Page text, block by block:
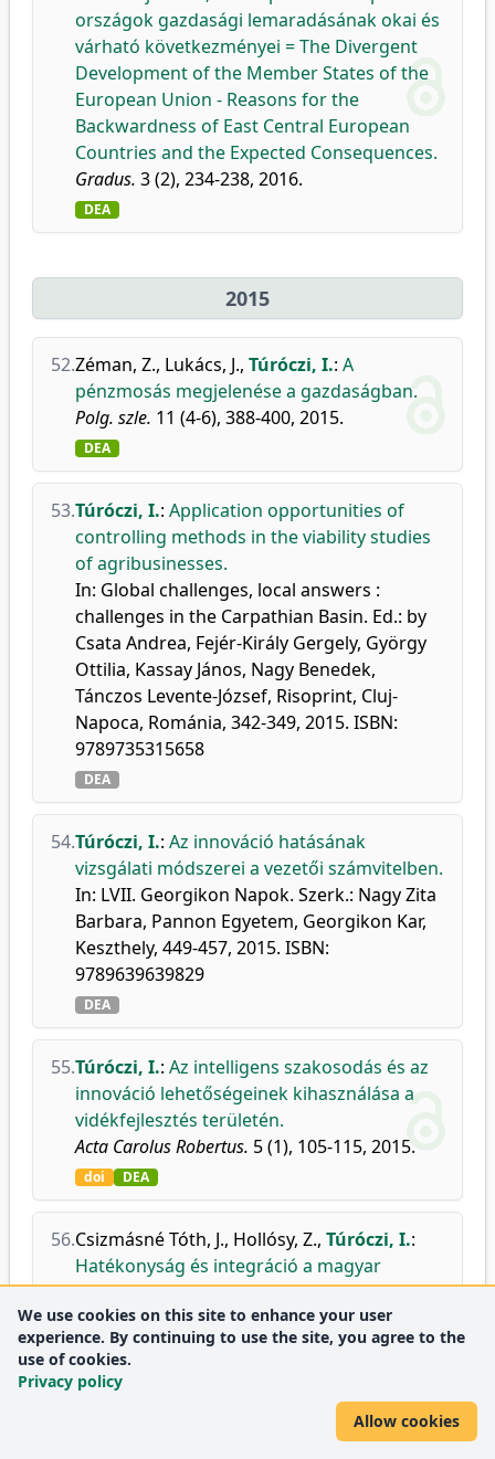
országok gazdasági lemaradásának okai és
várható következményei = The Divergent
Development of the Member States of the
European Union - Reasons for the
Backwardness of East Central European
Countries and the Expected Consequences.
Gradus. 3 (2), 234-238, 2016.
DEA
2015
52.Zéman, Z., Lukács, J., Túróczi, I.: A
pénzmosás megjelenése a gazdaságban.
Polg. szle. 11 (4-6), 388-400, 2015.
DEA
53.Túróczi, I.: Application opportunities of
controlling methods in the viability studies
of agribusinesses.
In: Global challenges, local answers :
challenges in the Carpathian Basin. Ed.: by
Csata Andrea, Fejér-Király Gergely, György
Ottilia, Kassay János, Nagy Benedek,
Tánczos Levente-József, Risoprint, Cluj-
Napoca, Románia, 342-349, 2015. ISBN:
9789735315658
DEA
54.Túróczi, I.: Az innováció hatásának
vizsgálati módszerei a vezetői számvitelben.
In: LVII. Georgikon Napok. Szerk.: Nagy Zita
Barbara, Pannon Egyetem, Georgikon Kar,
Keszthely, 449-457, 2015. ISBN:
9789639639829
DEA
55.Túróczi, I.: Az intelligens szakosodás és az
innováció lehetőségeinek kihasználása a
vidékfejlesztés területén.
Acta Carolus Robertus. 5 (1), 105-115, 2015.
doi DEA
56.Csizmásné Tóth, J., Hollósy, Z., Túróczi, I.:
Hatékonyság és integráció a magyar
mezőgazdaságban: Gondolatok Mészáros
Sándor - Szabó Gábor vitaírásához.
Gazdálkodás.59 (1), 47-61, 2015.
DEA
Képes-e kezelni a tudomány
We use cookies on this site to enhance your user
experience. By continuing to use the site, you agree to the
use of cookies.
Privacy policy
Allow cookies